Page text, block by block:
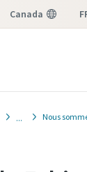
Canada
Nous